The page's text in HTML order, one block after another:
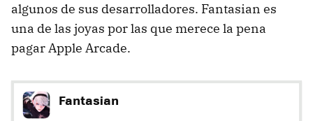
algunos de sus desarrolladores. Fantasian es
una de las joyas por las que merece la pena
pagar Apple Arcade.
Fantasian